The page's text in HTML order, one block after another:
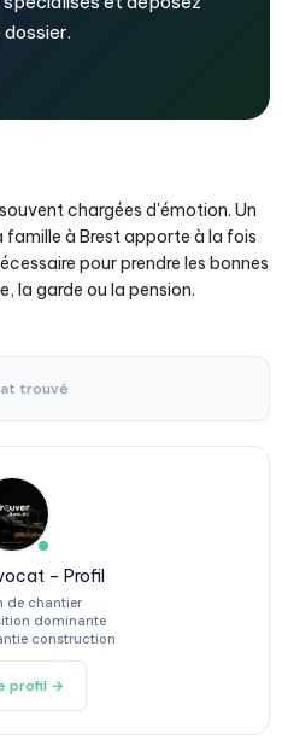
chargées d'émotion. Un
à Brest apporte à la fois
pour prendre les bonnes
la garde ou la pension.
trouvé
– Profil
de chantier
dominante
construction
profil →